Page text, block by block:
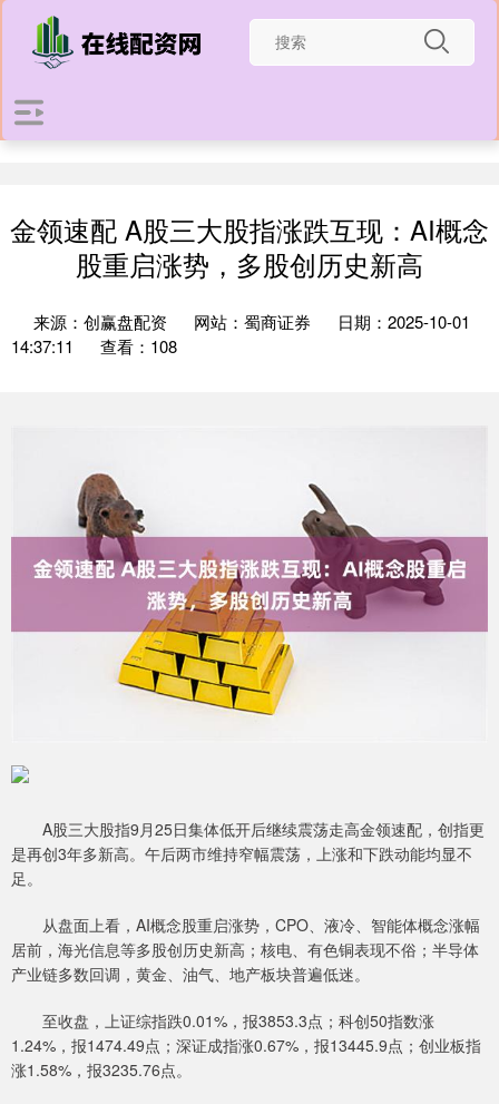
金领速配 A股三大股指涨跌互现：AI概念
股重启涨势，多股创历史新高
来源：创赢盘配资 网站：蜀商证券
日期：2025-10-01
14:37:11
查看：108
A股三大股指9月25日集体低开后继续震荡走高金领速配，创指更
是再创3年多新高。午后两市维持窄幅震荡，上涨和下跌动能均显不
足。
从盘面上看，AI概念股重启涨势，CPO、液冷、智能体概念涨幅
居前，海光信息等多股创历史新高；核电、有色铜表现不俗；半导体
产业链多数回调，黄金、油气、地产板块普遍低迷。
至收盘，上证综指跌0.01%，报3853.3点；科创50指数涨
1.24%，报1474.49点；深证成指涨0.67%，报13445.9点；创业板指
涨1.58%，报3235.76点。